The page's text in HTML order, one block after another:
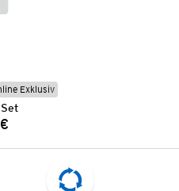
Exklusiv